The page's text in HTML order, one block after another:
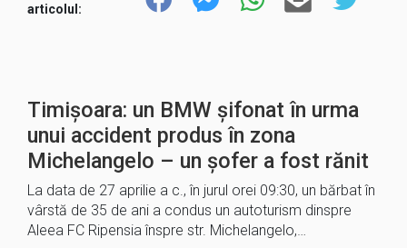
articolul:
Timișoara: un BMW șifonat în urma
unui accident produs în zona
Michelangelo – un șofer a fost rănit
La data de 27 aprilie a c., în jurul orei 09:30, un bărbat în
vârstă de 35 de ani a condus un autoturism dinspre
Aleea FC Ripensia înspre str. Michelangelo,…